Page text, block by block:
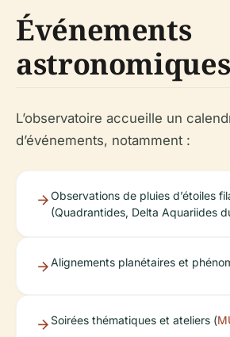
Événements
astronomiques
L’observatoire accueille un
d’événements, notamment :
Observations de pluies d’étoiles
(Quadrantides, Delta Aquariides
Alignements planétaires et
Soirées thématiques et ateliers (